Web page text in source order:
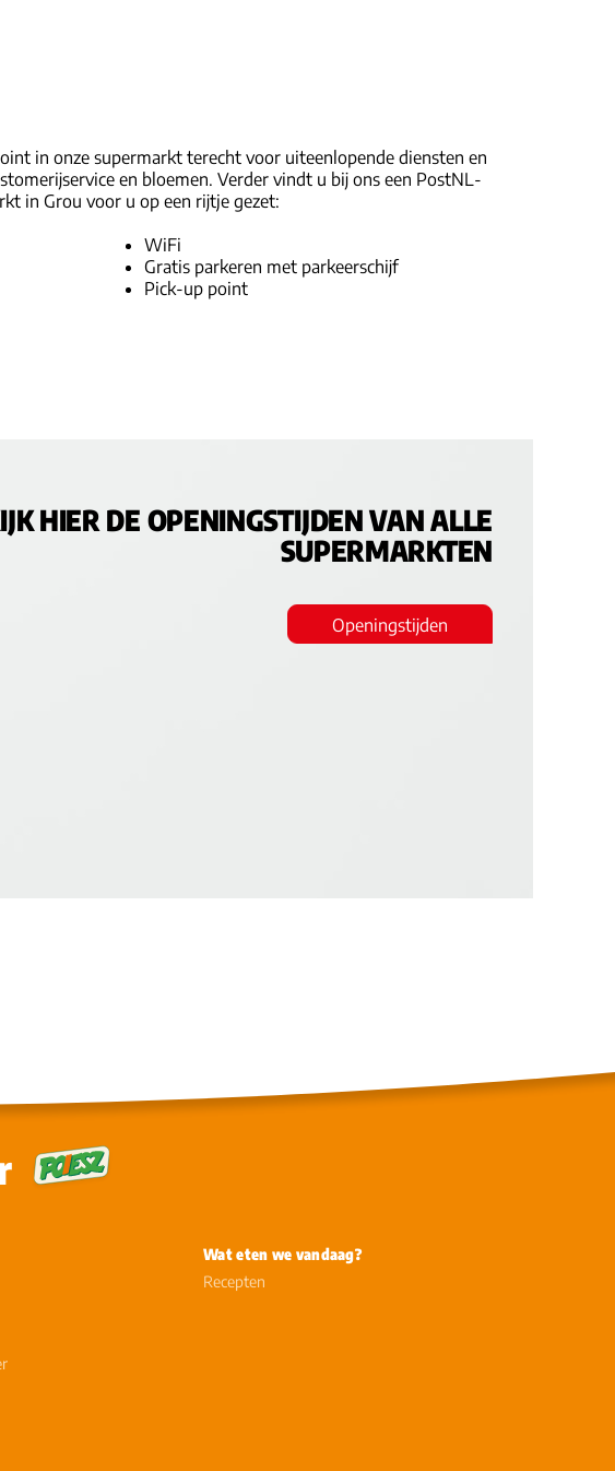
in onze supermarkt terecht voor uiteenlopende diensten en
en bloemen. Verder vindt u bij ons een PostNL-
in Grou voor u op een rijtje gezet:
WiFi
Gratis parkeren met parkeerschijf
Pick-up point
HIER DE OPENINGSTIJDEN VAN ALLE
SUPERMARKTEN
Openingstijden
Wat eten we vandaag?
Recepten